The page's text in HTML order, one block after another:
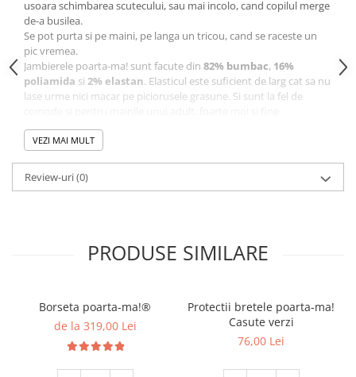
usoara schimbarea scutecului, sau mai incolo, cand copilul merge
de-a busilea.
Se pot purta si pe maini, pe langa un tricou, cand se raceste un
pic vremea.
Jambierele poarta-ma! sunt facute din 82% bumbac, 16%
poliamida si 2% elastan. Elasticul este suficient de larg cat sa nu
lase urme nici macar pe piciorusele grasune. Si sunt la fel de
Instructiuni de spalare
mana la 30 de grade, sau la ciclul delicat al masinii de spalat la 30
Setul contine o pereche (2 bucati) de jambiere.
imagine in functie de proprietatile si setarile fiecarui monitor !
VEZI MAI MULT
Review-uri(0)
PRODUSE SIMILARE
Borseta poarta-ma!®
de la 319,00 Lei
Protectii bretele poarta-ma!
Casute verzi
76,00 Lei